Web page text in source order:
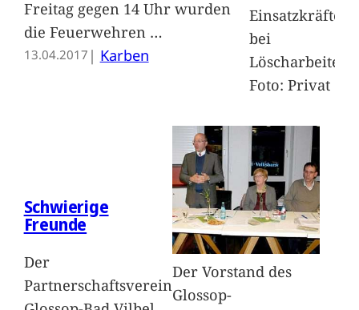
Freitag gegen 14 Uhr wurden
die Feuerwehren …
13.04.2017 | Karben
Einsatzkräfte
bei
Löscharbeiten.
Foto: Privat
Schwierige
Freunde
Der
Partnerschaftsverein
Der Vorstand des
Glossop-